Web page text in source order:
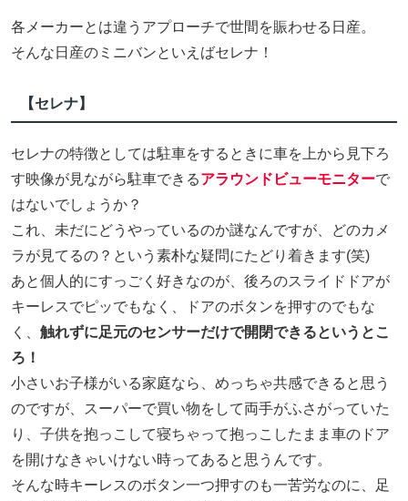
各メーカーとは違うアプローチで世間を賑わせる日産。
そんな日産のミニバンといえばセレナ！
【セレナ】
セレナの特徴としては駐車をするときに車を上から見下ろ
す映像が見ながら駐車できるアラウンドビューモニターで
はないでしょうか？
これ、未だにどうやっているのか謎なんですが、どのカメ
ラが見てるの？という素朴な疑問にたどり着きます(笑)
あと個人的にすっごく好きなのが、後ろのスライドドアが
キーレスでピッでもなく、ドアのボタンを押すのでもな
く、 触れずに足元のセンサーだけで開閉できるというとこ
ろ！
小さいお子様がいる家庭なら、めっちゃ共感できると思う
のですが、スーパーで買い物をして両手がふさがっていた
り、子供を抱っこして寝ちゃって抱っこしたまま車のドア
を開けなきゃいけない時ってあると思うんです。
そんな時キーレスのボタン一つ押すのも一苦労なのに、足